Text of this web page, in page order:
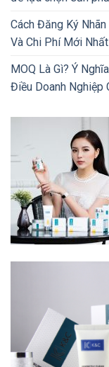
Cách Đăng Ký
Và Chi Phí Mới Nhất
MOQ Là Gì? Ý
Điều Doanh Nghiệp